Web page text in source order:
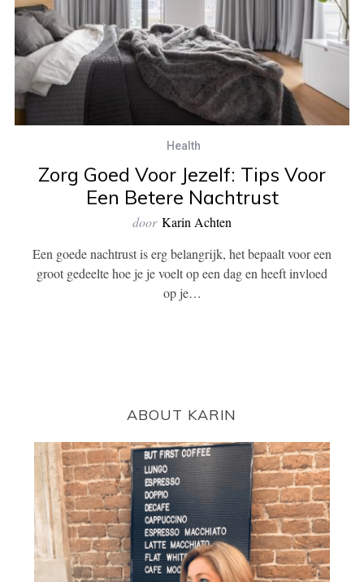
Health
Zorg Goed Voor Jezelf: Tips Voor
Een Betere Nachtrust
door Karin Achten
Een goede nachtrust is erg belangrijk, het bepaalt voor een
groot gedeelte hoe je je voelt op een dag en heeft invloed
op je…
ABOUT KARIN